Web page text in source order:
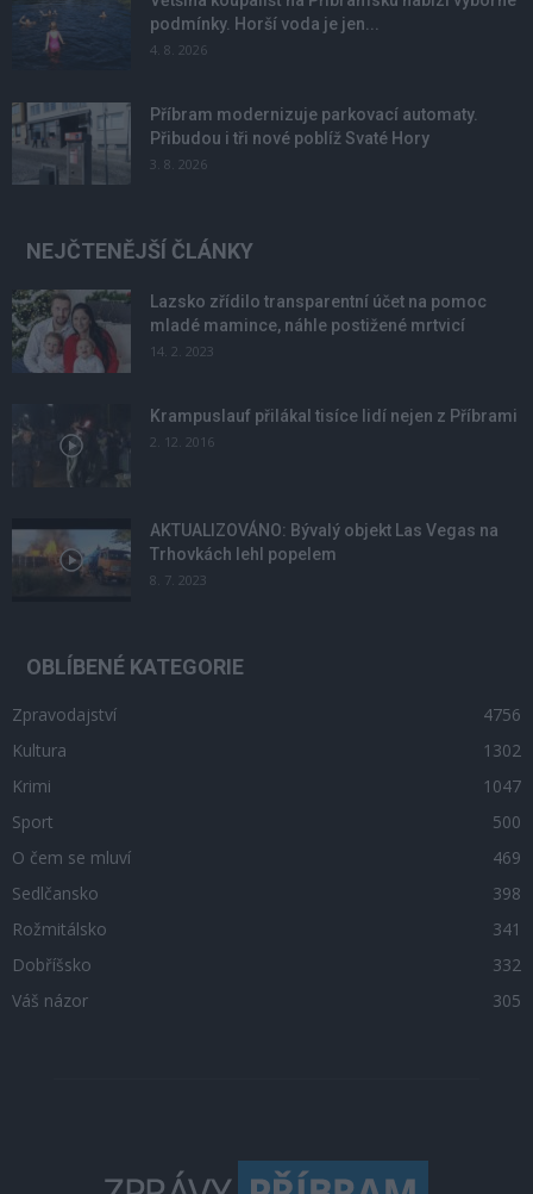
podmínky. Horší voda je jen...
4. 8. 2026
Příbram modernizuje parkovací automaty.
Přibudou i tři nové poblíž Svaté Hory
3. 8. 2026
NEJČTENĚJŠÍ ČLÁNKY
Lazsko zřídilo transparentní účet na pomoc
mladé mamince, náhle postižené mrtvicí
14. 2. 2023
Krampuslauf přilákal tisíce lidí nejen z Příbrami
2. 12. 2016
AKTUALIZOVÁNO: Bývalý objekt Las Vegas na
Trhovkách lehl popelem
8. 7. 2023
OBLÍBENÉ KATEGORIE
Zpravodajství
4756
Kultura
1302
Krimi
1047
Sport
500
O čem se mluví
469
Sedlčansko
398
Rožmitálsko
341
Dobříšsko
332
Váš názor
305